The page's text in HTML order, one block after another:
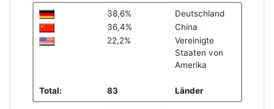
38,6%
Deutschland
36,4%
China
22,2%
Vereinigte
Staaten von
Amerika
Total: 83 Länder